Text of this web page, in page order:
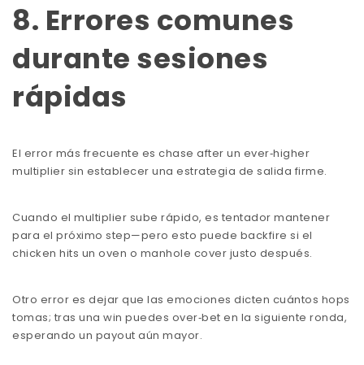
8. Errores comunes
durante sesiones
rápidas
El error más frecuente es chase after un ever‑higher
multiplier sin establecer una estrategia de salida firme.
Cuando el multiplier sube rápido, es tentador mantener
para el próximo step—pero esto puede backfire si el
chicken hits un oven o manhole cover justo después.
Otro error es dejar que las emociones dicten cuántos hops
tomas; tras una win puedes over‑bet en la siguiente ronda,
esperando un payout aún mayor.